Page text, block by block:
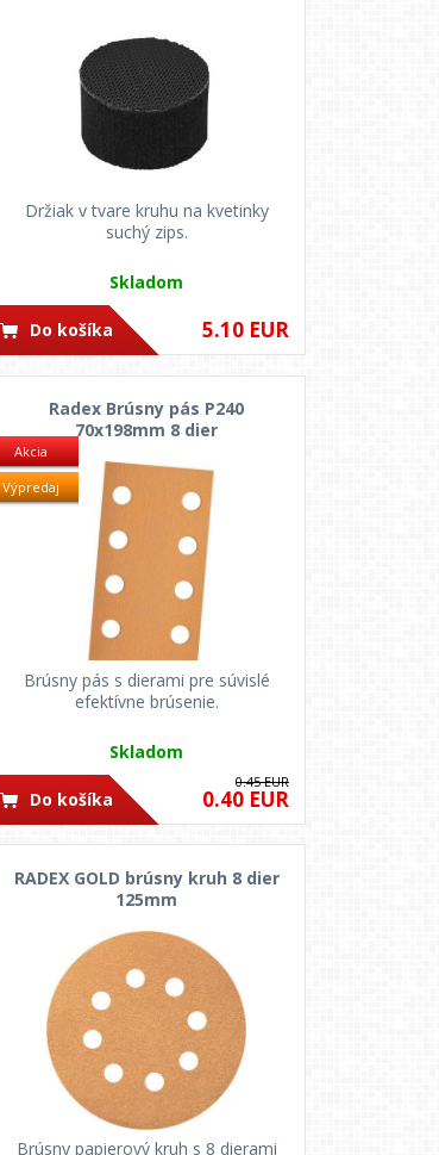
Držiak v tvare kruhu na kvetinky
suchý zips.
Skladom
5.10 EUR
Do košíka
Akcia
Výpredaj
Radex Brúsny pás P240
70x198mm 8 dier
Brúsny pás s dierami pre súvislé
efektívne brúsenie.
Skladom
0.40 EUR
0.45 EUR
Do košíka
RADEX GOLD brúsny kruh 8 dier
125mm
Brúsny papierový kruh s 8 dierami